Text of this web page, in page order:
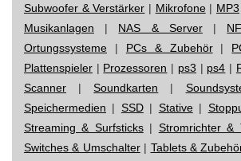
Subwoofer & Verstärker | Mikrofone| MP3
Musikanlagen | NAS & Server|
Ortungssysteme | PCs & Zubehör|
Plattenspieler | Prozessoren | ps3 | ps4 |
Scanner |Soundkarten |
Speichermedien | SSD| Stative|
Streaming & Surfsticks| Stromrichter &
Switches & Umschalter| Tablets &